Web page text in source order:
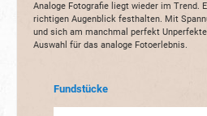
Analoge Fotografie liegt wieder im Trend.
richtigen Augenblick festhalten. Mit
und sich am manchmal perfekt
Auswahl für das analoge Fotoerlebnis.
Produktgalerie überspringen
Fundstücke